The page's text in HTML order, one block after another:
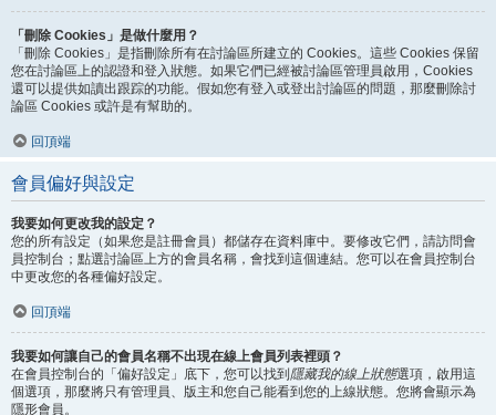
「刪除 Cookies」是做什麼用？
「刪除 Cookies」是指刪除所有在討論區所建立的 Cookies。這些 Cookies 保留
您在討論區上的認證和登入狀態。如果它們已經被討論區管理員啟用，Cookies
還可以提供如讀出跟踪的功能。假如您有登入或登出討論區的問題，那麼刪除討
論區 Cookies 或許是有幫助的。
回頂端
會員偏好與設定
我要如何更改我的設定？
您的所有設定（如果您是註冊會員）都儲存在資料庫中。要修改它們，請訪問會
員控制台；點選討論區上方的會員名稱，會找到這個連結。您可以在會員控制台
中更改您的各種偏好設定。
回頂端
我要如何讓自己的會員名稱不出現在線上會員列表裡頭？
在會員控制台的「偏好設定」底下，您可以找到 隱藏我的線上狀態選項，啟用這
個選項，那麼將只有管理員、版主和您自己能看到您的上線狀態。您將會顯示為
隱形會員。